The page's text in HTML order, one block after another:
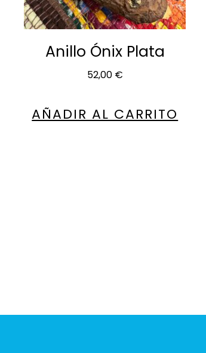
Anillo Ónix Plata
52,00 €
AÑADIR AL CARRITO